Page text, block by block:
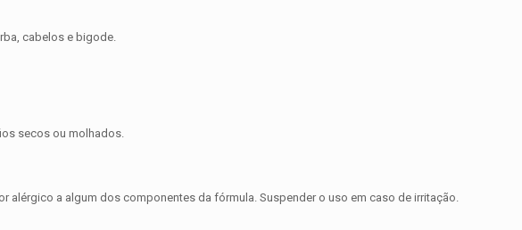
cabelos e bigode.
secos ou molhados.
alérgico a algum dos componentes da fórmula. Suspender o uso em caso de irritação.